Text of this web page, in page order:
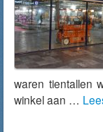
waren tientallen
winkel aan …